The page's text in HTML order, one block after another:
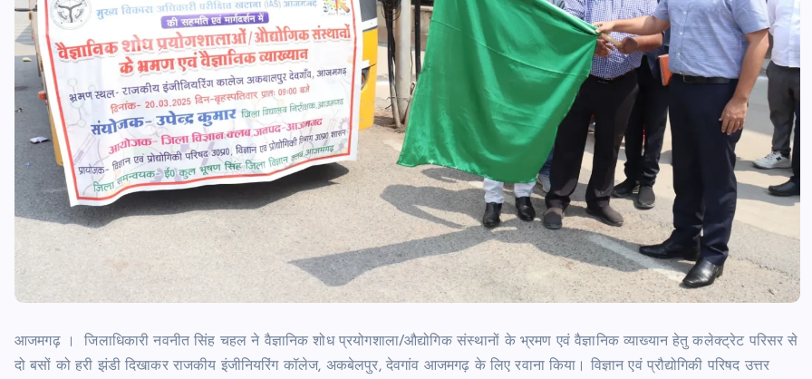
आजमगढ़ । जिलाधिकारी नवनीत सिंह चहल ने वैज्ञानिक शोध प्रयोगशाला/औद्योगिक संस्थानों के भ्रमण एवं वैज्ञानिक व्याख्यान हेतु कलेक्ट्रेट परिसर से
दो बसों को हरी झंडी दिखाकर राजकीय इंजीनियरिंग कॉलेज, अकबेलपुर, देवगांव आजमगढ़ के लिए रवाना किया। विज्ञान एवं प्रौद्योगिकी परिषद उत्तर
news8pmtoday August 6, 2026